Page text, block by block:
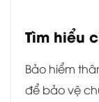
Tìm hiểu
Bảo hiểm
để bảo vệ